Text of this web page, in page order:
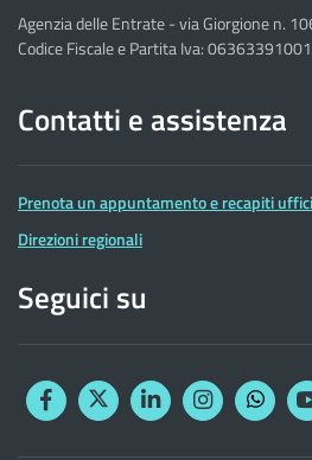
Agenzia delle Entrate - via Giorgione n.
Codice Fiscale e Partita Iva: 06363391001
Contatti e assistenza
Prenota un appuntamento e recapiti uffici
Direzioni regionali
Seguici su
FacebookTwitterLinkedinInstagram